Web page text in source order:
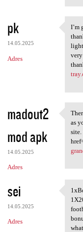
pk
14.05.2025
Adres
I’m
I’m
madout2
mod apk
14.05.2025
Adres
as
site.
sei
14.05.2025
Adres